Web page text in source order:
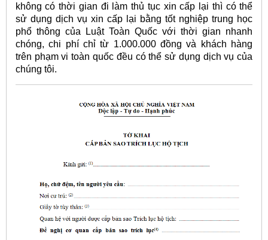
không có thời gian đi làm thủ tục xin cấp lại thì có thể
sử dụng dịch vụ xin cấp lại bằng tốt nghiệp trung học
phổ thông của Luật Toàn Quốc với thời gian nhanh
chóng, chi phí chỉ từ 1.000.000 đồng và khách hàng
trên phạm vi toàn quốc đều có thể sử dụng dịch vụ của
chúng tôi.